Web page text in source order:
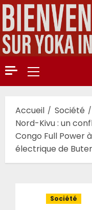
Aller
au
contenu
Menu
principal
Accueil
Société
Nord-Kivu : un
Congo Full Power
électrique de
Société